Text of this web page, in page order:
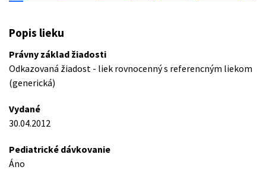
Popis lieku
Právny základ žiadosti
Odkazovaná žiadost - liek rovnocenný s referencným liekom
(generická)
Vydané
30.04.2012
Pediatrické dávkovanie
Áno